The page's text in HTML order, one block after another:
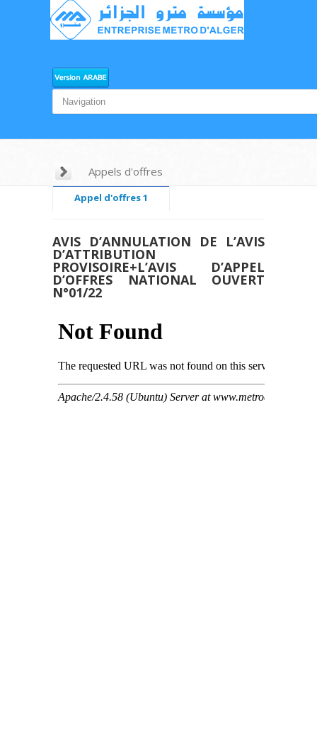
Appels d'offres
Appel d'offres 1
Appel d'offres 3
Appel d'offres 4
AVIS D’ANNULATION DE L’AVIS
D’ATTRIBUTION
PROVISOIRE+L’AVIS D’APPEL
D’OFFRES NATIONAL OUVERT
N°01/22